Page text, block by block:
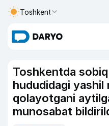
Toshkent
Toshkentda
hududidagi
qolayotgani
munosabat